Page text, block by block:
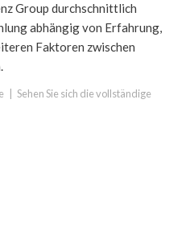
Group durchschnittlich
abhängig von Erfahrung,
Faktoren zwischen
Sehen Sie sich die vollständige